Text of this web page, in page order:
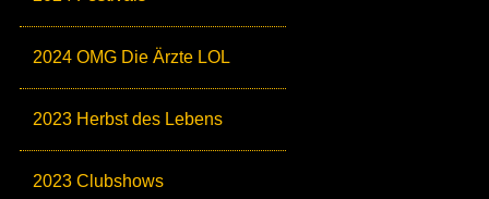
2024 OMG Die Ärzte LOL
2023 Herbst des Lebens
2023 Clubshows